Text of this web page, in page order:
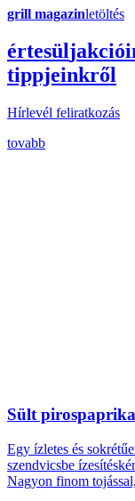
grill magazinletöltés
értesülj
tippjeinkről
Hírlevél feliratkozás
tovabb
Sült pirospaprika
Egy ízletes és
szendvicsbe
Nagyon finom